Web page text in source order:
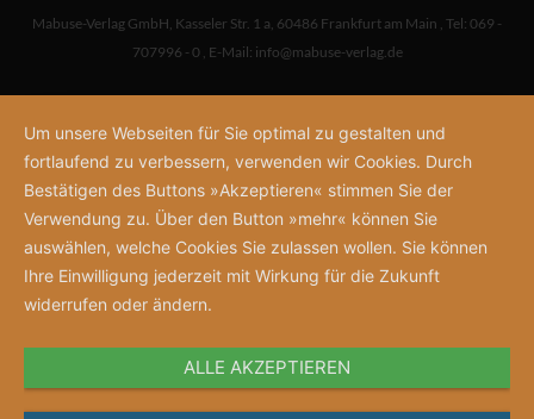
Mabuse-Verlag GmbH Kasseler Str. 1 a 60486 Frankfurt am Main Tel: 069 -
707996 - 0 E-Mail: info@mabuse-verlag.de
Um unsere Webseiten für Sie optimal zu gestalten und
fortlaufend zu verbessern, verwenden wir Cookies. Durch
Bestätigen des Buttons »Akzeptieren« stimmen Sie der
Verwendung zu. Über den Button »mehr« können Sie
auswählen, welche Cookies Sie zulassen wollen. Sie können
Ihre Einwilligung jederzeit mit Wirkung für die Zukunft
widerrufen oder ändern.
ALLE AKZEPTIEREN